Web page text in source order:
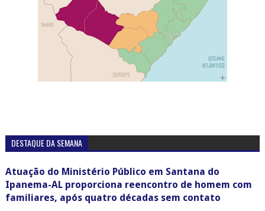
DESTAQUE DA SEMANA
Atuação do Ministério Público em Santana do
Ipanema-AL proporciona reencontro de homem com
familiares, após quatro décadas sem contato